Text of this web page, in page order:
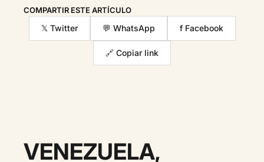
COMPARTIR ESTE ARTÍCULO
𝕏 Twitter 💬 WhatsApp f Facebook
🔗 Copiar link
VENEZUELA,